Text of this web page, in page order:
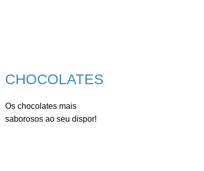
CHOCOLATES
Os chocolates mais
saborosos ao seu dispor!